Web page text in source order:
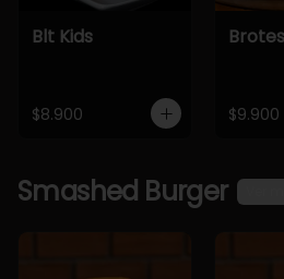
Blt Kids
$8.900 $9.900
Smashed Burger